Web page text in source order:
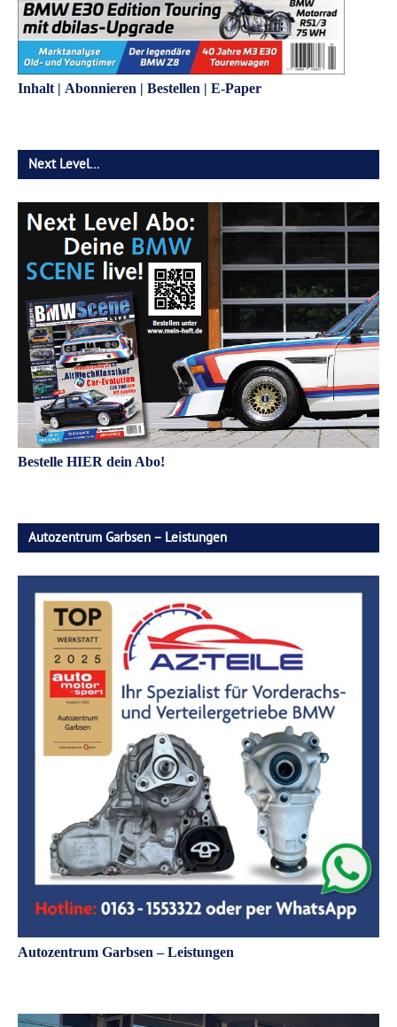
Inhalt | Abonnieren | Bestellen | E-Paper
Next Level…
Bestelle HIER dein Abo!
Autozentrum Garbsen – Leistungen
Autozentrum Garbsen – Leistungen